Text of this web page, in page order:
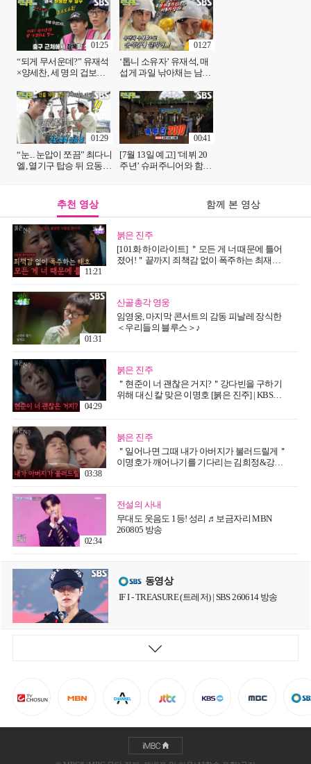
“되게 무서운데?” 유재석
×양세찬, 세 명의 겁보들
01:25
‘톱니 소유자’ 유재석, 매
섭게 과일 낚아채는 남다
01:27
“눈... 눈압이 쪼끔” 최다니
엘, 열기구 탑승 뒤 요동치
01:29
[7월 13일 예고] ‘데뷔 20
주년’ 슈퍼주니어와 함께
00:41
추천 영상 함께 본 영상
붉은 진주
[101화 하이라이트] ＂모든 게 너 때문에 틀어
졌어!＂끝까지 죄책감 없이 폭주하는 최재성
11:21
산골총각 영웅
임영웅, 마지막 콘서트의 감동 피날레 장식한
＜우리들의 블루스＞♪
01:31
붉은 진주
＂현준이 너 괜찮은 거지?＂강다빈을 구하기
위해 대신 칼 맞은 이명호 [붉은 진주] | KBS
04:29
붉은 진주
＂일어나면 그때 내가 아버지가 불러드릴게＂
이명호가 깨어나기를 기다리는 김희정&강다
03:38
전설의 사내
무대도 웃음도 1등! 성리 ♬보금자리 MBN
260805 방송
02:34
동영상
IF I - TREASURE (트레저) | SBS 260614 방송